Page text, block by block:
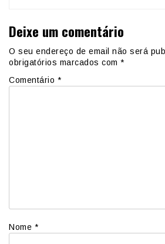
Deixe um comentário
O seu endereço de email não será
obrigatórios marcados com *
Comentário *
Nome *